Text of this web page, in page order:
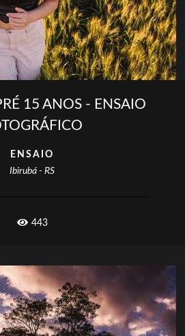
15 ANOS - ENSAIO
ENSAIO
Ibirubá - RS
443